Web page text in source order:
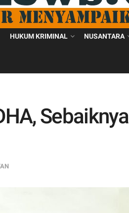
HUKUM KRIMINAL NUSANTARA
Sebaiknya